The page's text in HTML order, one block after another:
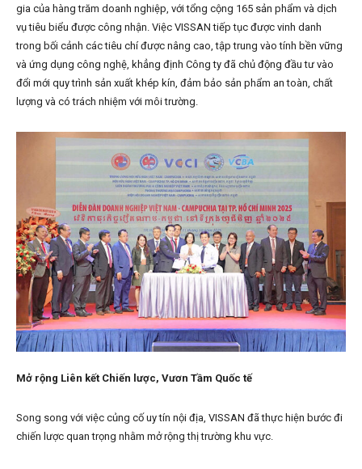
gia của hàng trăm doanh nghiệp, với tổng cộng 165 sản phẩm và dịch
vụ tiêu biểu được công nhận. Việc VISSAN tiếp tục được vinh danh
trong bối cảnh các tiêu chí được nâng cao, tập trung vào tính bền vững
và ứng dụng công nghệ, khẳng định Công ty đã chủ động đầu tư vào
đổi mới quy trình sản xuất khép kín, đảm bảo sản phẩm an toàn, chất
lượng và có trách nhiệm với môi trường.
Mở rộng Liên kết Chiến lược, Vươn Tầm Quốc tế
Song song với việc củng cố uy tín nội địa, VISSAN đã thực hiện bước đi
chiến lược quan trọng nhằm mở rộng thị trường khu vực.